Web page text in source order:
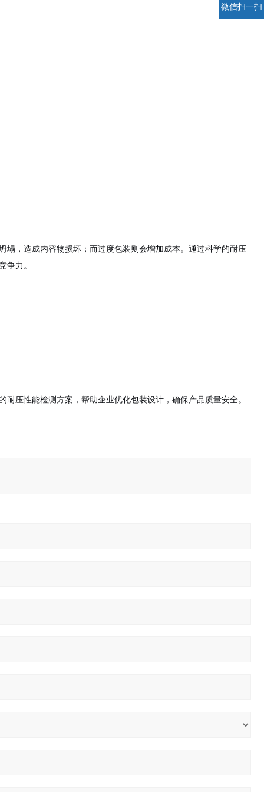
，造成内容物损坏；而过度包装则会增加成本。通过科学的耐压
争力。
耐压性能检测方案，帮助企业优化包装设计，确保产品质量安全。
微信扫一扫